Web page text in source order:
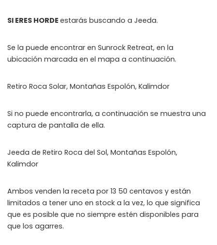
SI ERES HORDE estarás buscando a Jeeda.
Se la puede encontrar en Sunrock Retreat, en la
ubicación marcada en el mapa a continuación.
Retiro Roca Solar, Montañas Espolón, Kalimdor
Si no puede encontrarla, a continuación se muestra una
captura de pantalla de ella.
Jeeda de Retiro Roca del Sol, Montañas Espolón,
Kalimdor
Ambos venden la receta por 13 50 centavos y están
limitados a tener uno en stock a la vez, lo que significa
que es posible que no siempre estén disponibles para
que los agarres.